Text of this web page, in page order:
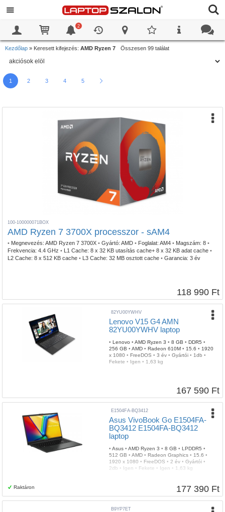
2
Kezdőlap » Keresett kifejezés: AMD Ryzen 7 Összesen 99 találat
1 2 3 4 5
100-100000071BOX
AMD Ryzen 7 3700X processzor - sAM4
• Megnevezés: AMD Ryzen 7 3700X • Gyártó: AMD • Foglalat: AM4 • Magszám: 8 •
Frekvencia: 4.4 GHz • L1 Cache: 8 x 32 KB utasítás cache+ 8 x 32 KB adat cache •
L2 Cache: 8 x 512 KB cache • L3 Cache: 32 MB osztott cache • Garancia: 3 év
118 990 Ft
82YU00YWHV
Lenovo V15 G4 AMN
82YU00YWHV laptop
• Lenovo • AMD Ryzen 3 • 8 GB • DDR5 •
256 GB • AMD • Radeon 610M • 15.6 • 1920
x 1080 • FreeDOS • 3 év • Gyártói • 1db •
Fekete • Igen • 1,63 kg
167 590 Ft
Raktáron
E1504FA-BQ3412
Asus VivoBook Go E1504FA-
BQ3412 E1504FA-BQ3412
laptop
• Asus • AMD Ryzen 3 • 8 GB • LPDDR5 •
512 GB • AMD • Radeon Graphics • 15.6 •
1920 x 1080 • FreeDOS • 2 év • Gyártói •
2db • Igen • Fekete • Igen • 1,63 kg
177 390 Ft
B9YP7ET